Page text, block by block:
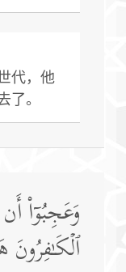
代，他
。
وَعَجِبُوۤا۟